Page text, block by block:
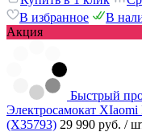
В избранное
В
Акция
Быстрый
Электросамокат
(X35793) 29 990 руб. /